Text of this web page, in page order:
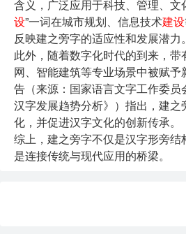
含义，广泛应用于科技、管理、文
设”一词在城市规划、信息技术建设
反映建之旁字的适应性和发展潜力。
此外，随着数字化时代的到来，
网、智能建筑等专业场景中被赋
告（来源：国家语言文字工作委
汉字发展趋势分析》）指出，建之
化，并促进汉字文化的创新传承。
综上，建之旁字不仅是汉字形旁
是连接传统与现代应用的桥梁。